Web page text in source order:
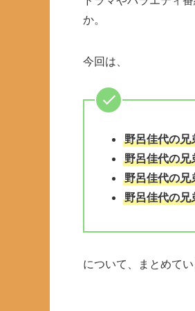
か。
今回は、
野呂佳代の兄
野呂佳代の兄
野呂佳代の兄
野呂佳代の兄
について、まとめてい